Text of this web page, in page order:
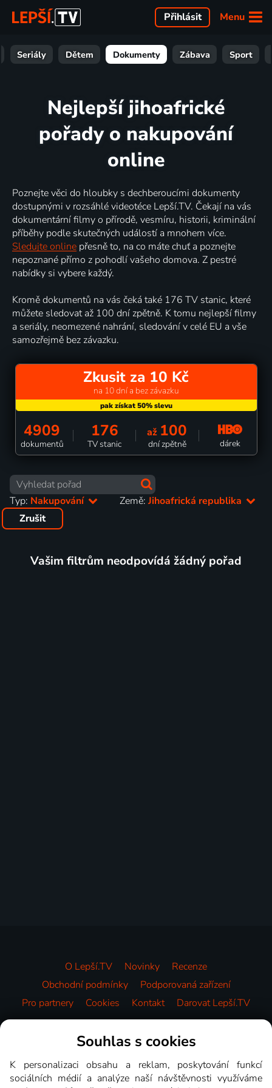
Menu
Přihlásit
Seriály Dětem Dokumenty Zábava Sport
Nejlepší jihoafrické
pořady o nakupování
online
Poznejte věci do hloubky s dechberoucími dokumenty
dostupnými v rozsáhlé videotéce Lepší.TV. Čekají na vás
dokumentární filmy o přírodě, vesmíru, historii, kriminální
příběhy podle skutečných událostí a mnohem více.
Sledujte online přesně to, na co máte chuť a poznejte
nepoznané přímo z pohodlí vašeho domova. Z pestré
nabídky si vybere každý.
Kromě dokumentů na vás čeká také 176 TV stanic, které
můžete sledovat až 100 dní zpětně. K tomu nejlepší filmy
a seriály, neomezené nahrání, sledování v celé EU a vše
samozřejmě bez závazku.
Zkusit za 10 Kč
na 10 dní a bez závazku
4909
dokumentů
176
TV stanic
až 100
dní zpětně dárek
Typ: Nakupování Země:Jihoafrická republika
Zrušit
Vašim filtrům neodpovídá žádný pořad
O Lepší.TV Novinky
Recenze
Obchodní podmínky
Podporovaná zařízení
Pro partnery
Cookies Kontakt Darovat Lepší.TV
Videotéka
Souhlas s cookies
K personalizaci obsahu a reklam, poskytování funkcí
sociálních médií a analýze naší návštěvnosti využíváme